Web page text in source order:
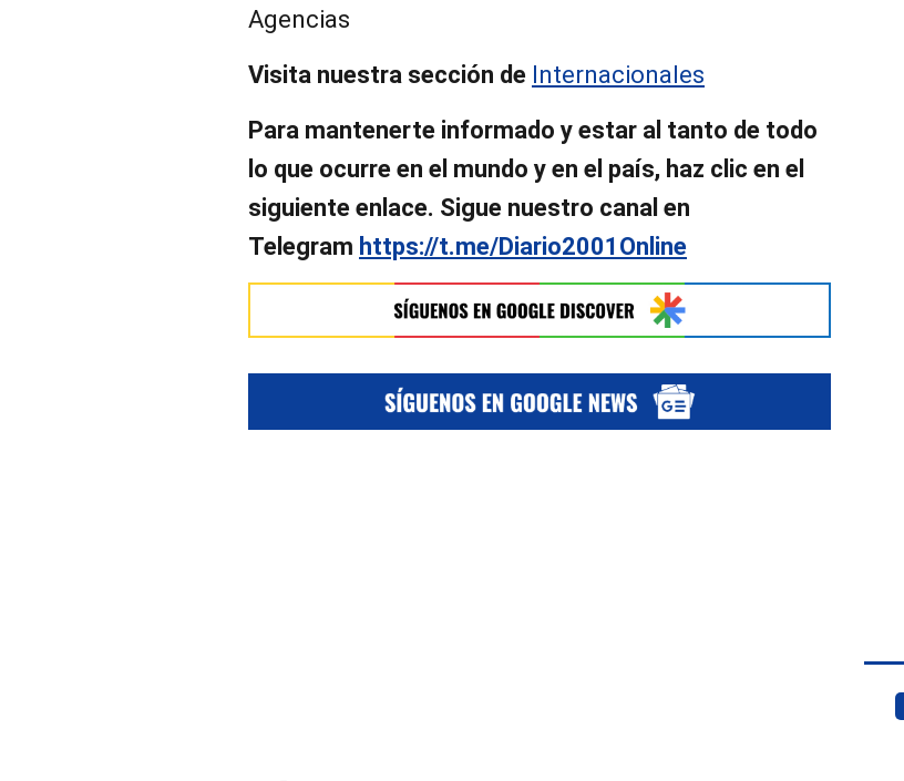
Agencias
Visita nuestra sección de Internacionales
Para mantenerte informado y estar al tanto de todo
lo que ocurre en el mundo y en el país, haz clic en el
siguiente enlace. Sigue nuestro canal en
Telegram https://t.me/Diario2001Online